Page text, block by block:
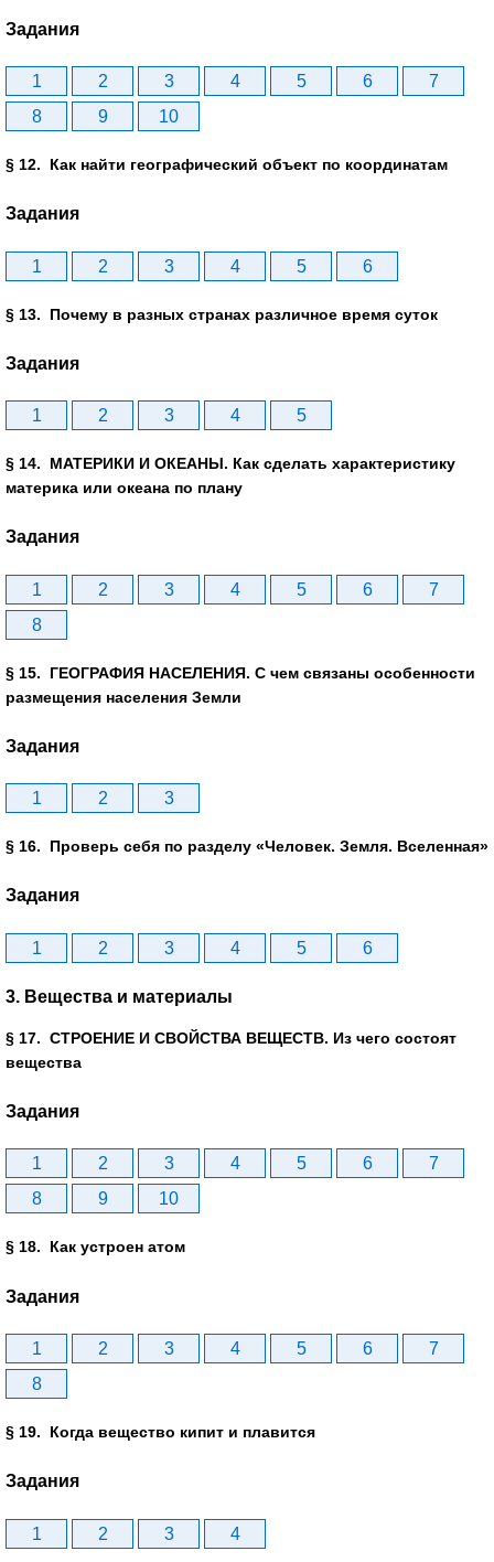
Задания
1 2 3 4 5 6
7
8
9 10
§ 12. Как найти географический объект по координатам
Задания
1 2 3 4 5 6
§ 13. Почему в разных странах различное время суток
Задания
1 2 3 4 5
§ 14. МАТЕРИКИ И ОКЕАНЫ. Как сделать характеристику
материка или океана по плану
Задания
1 2 3 4 5 6
7
8
§ 15. ГЕОГРАФИЯ НАСЕЛЕНИЯ. С чем связаны особенности
размещения населения Земли
Задания
1 2 3
§ 16. Проверь себя по разделу «Человек. Земля. Вселенная»
Задания
1 2 3 4 5 6
3. Вещества и материалы
§ 17. СТРОЕНИЕ И СВОЙСТВА ВЕЩЕСТВ. Из чего состоят
вещества
Задания
1 2 3 4 5 6
7
8
9 10
§ 18. Как устроен атом
Задания
1 2 3 4 5 6
7
8
§ 19. Когда вещество кипит и плавится
Задания
1 2 3 4